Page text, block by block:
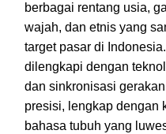
berbagai rentang usia,
wajah, dan etnis yang
target pasar di
dilengkapi dengan
dan sinkronisasi
presisi, lengkap dengan
bahasa tubuh yang